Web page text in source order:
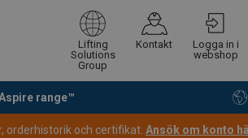
Lifting
Solutions
Group
Kontakt
Logga in i
webshop
range™
Fortsätt handla Gå
orderhistorik och certifikat. Ansök om konto